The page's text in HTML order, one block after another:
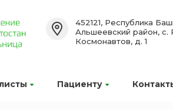
Пациенту
452121, Республика
Альшеевский район, с.
Космонавтов, д. 1